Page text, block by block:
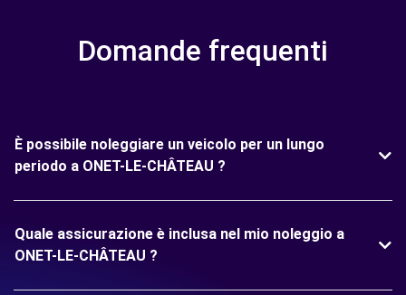
Domande frequenti
È possibile noleggiare un veicolo per un lungo
periodo a ONET-LE-CHÂTEAU ?
Quale assicurazione è inclusa nel mio noleggio a
ONET-LE-CHÂTEAU ?